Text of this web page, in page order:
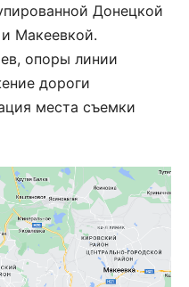
Донецкой
Макеевкой.
опоры линии
дороги
места съемки